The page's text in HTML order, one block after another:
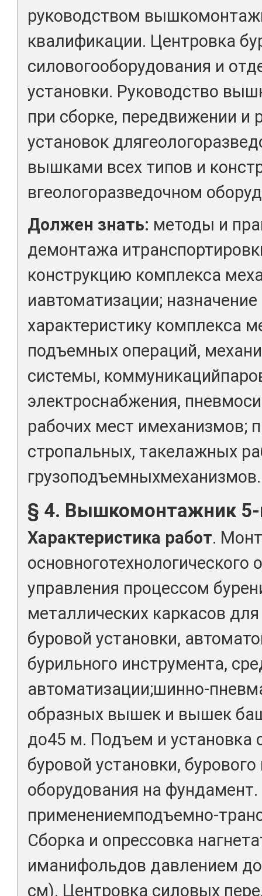
руководством
квалификации. Центровка
силовогооборудования и
установки. Руководство
при сборке, передвижении и
установок
вышками всех типов и
вгеологоразведочном
Должен знать: методы и
демонтажа
конструкцию комплекса
иавтоматизации;
характеристику комплекса
подъемных операций,
системы,
электроснабжения,
рабочих мест имеханизмов;
стропальных, такелажных
грузоподъемныхмеханизмов.
§ 4. Вышкомонтажник 5-
Характеристика работ.
основноготехнологического
управления процессом
металлических каркасов
буровой установки,
бурильного инструмента,
автоматизации;шинно-
образных вышек и вышек
до45 м. Подъем и установка
буровой установки,
оборудования на
применениемподъемно-
Сборка и опрессовка
иманифольдов давлением
см). Центровка силовых